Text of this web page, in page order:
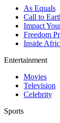
As Equals
Call to
Impact
Freedom
Inside
Entertainment
Movies
Television
Celebrity
Sports